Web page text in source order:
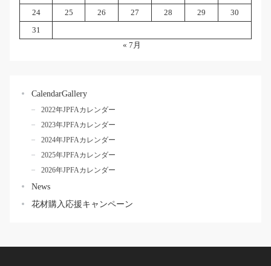
24
25 26 27 28 29
30
31
« 7月
CalendarGallery
2022年JPFAカレンダー
2023年JPFAカレンダー
2024年JPFAカレンダー
2025年JPFAカレンダー
2026年JPFAカレンダー
News
花材購入応援キャンペーン